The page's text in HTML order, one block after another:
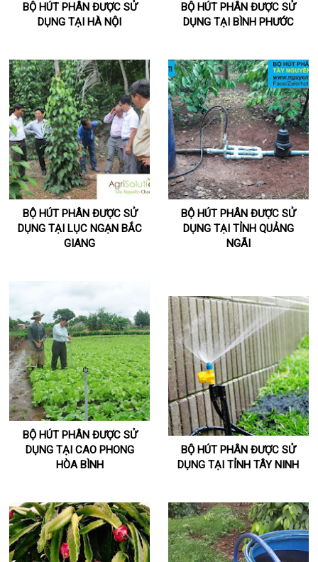
BỘ HÚT PHÂN ĐƯỢC SỬ
DỤNG TẠI HÀ NỘI
BỘ HÚT PHÂN ĐƯỢC SỬ
DỤNG TẠI BÌNH PHƯỚC
BỘ HÚT PHÂN ĐƯỢC SỬ
DỤNG TẠI LỤC NGẠN BẮC
GIANG
BỘ HÚT PHÂN ĐƯỢC SỬ
DỤNG TẠI TỈNH QUẢNG
NGÃI
BỘ HÚT PHÂN ĐƯỢC SỬ
DỤNG TẠI CAO PHONG
HÒA BÌNH
BỘ HÚT PHÂN ĐƯỢC SỬ
DỤNG TẠI TỈNH TÂY NINH